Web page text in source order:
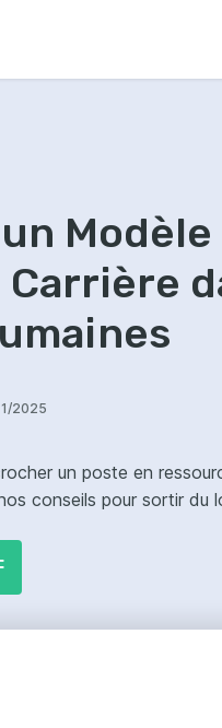
un
2025
un poste en
conseils pour sortir du